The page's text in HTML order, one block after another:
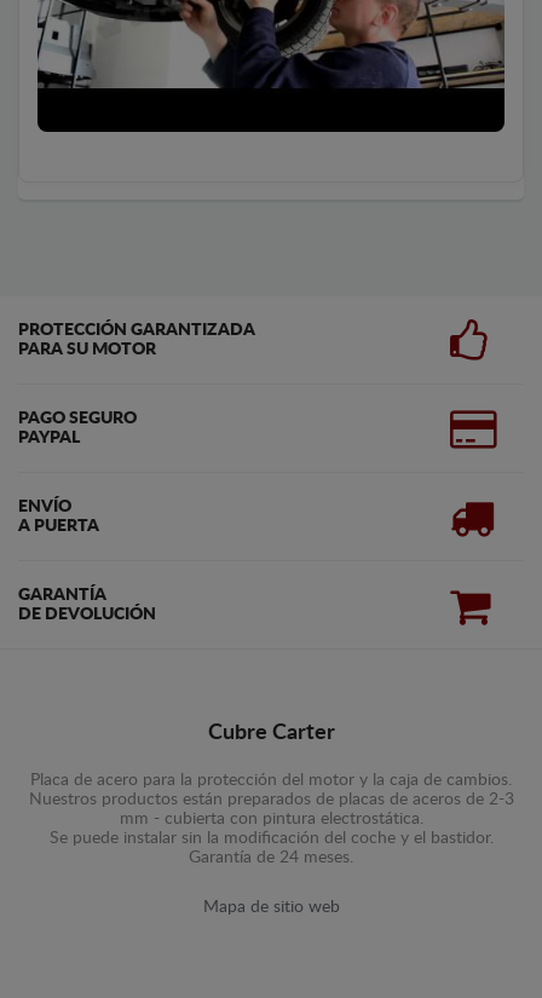
PROTECCIÓN GARANTIZADA
PARA SU MOTOR
PAGO SEGURO
PAYPAL
ENVÍO
A PUERTA
GARANTÍA
DE DEVOLUCIÓN
Cubre Carter
Placa de acero para la protección del motor y la caja de cambios.
Nuestros productos están preparados de placas de aceros de 2-3
mm - cubierta con pintura electrostática.
Se puede instalar sin la modificación del coche y el bastidor.
Garantía de 24 meses.
Mapa de sitio web